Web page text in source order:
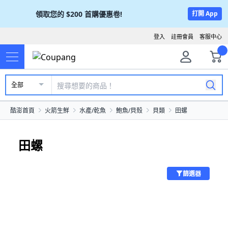
領取您的 $200 首購優惠卷! 打開 App
客服中心
註冊會員
登入
全部
酷澎首頁 火箭生鮮 水產/乾魚 鮑魚/貝殼 貝類 田螺
田螺
篩選器